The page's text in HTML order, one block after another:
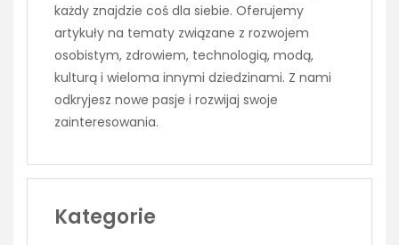
każdy znajdzie coś dla siebie. Oferujemy
artykuły na tematy związane z rozwojem
osobistym, zdrowiem, technologią, modą,
kulturą i wieloma innymi dziedzinami. Z nami
odkryjesz nowe pasje i rozwijaj swoje
zainteresowania.
Kategorie